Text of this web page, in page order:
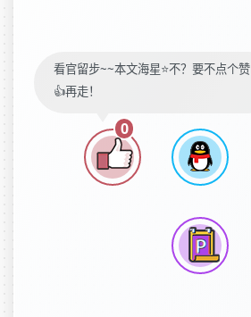
看官留步~~本文海星⭐️不？要不点个赞
👍再走！
0